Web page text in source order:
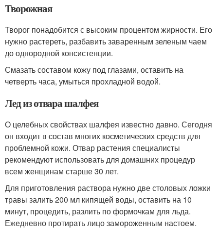
Творожная
Творог понадобится с высоким процентом жирности. Его
нужно растереть, разбавить заваренным зеленым чаем
до однородной консистенции.
Смазать составом кожу под глазами, оставить на
четверть часа, умыться прохладной водой.
Лед из отвара шалфея
О целебных свойствах шалфея известно давно. Сегодня
он входит в состав многих косметических средств для
проблемной кожи. Отвар растения специалисты
рекомендуют использовать для домашних процедур
всем женщинам старше 30 лет.
Для приготовления раствора нужно две столовых ложки
травы залить 200 мл кипящей воды, оставить на 10
минут, процедить, разлить по формочкам для льда.
Ежедневно протирать лицо замороженным настоем.